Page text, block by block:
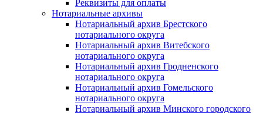
Реквизиты для оплаты
Нотариальные архивы
Нотариальный архив Брестского
нотариального округа
Нотариальный архив Витебского
нотариального округа
Нотариальный архив Гродненского
нотариального округа
Нотариальный архив Гомельского
нотариального округа
Нотариальный архив Минского городского